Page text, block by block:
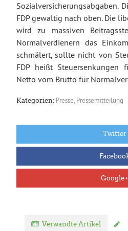
Sozialversicherungsabgaben.
FDP gewaltig nach oben. Die
wird zu massiven
Normalverdienern das
schmälert, sollte nicht von
FDP heißt Steuersenkungen
Netto vom Brutto für
Kategorien: Presse Pressemitteilung
Twitter
Google+
Verwandte Artikel